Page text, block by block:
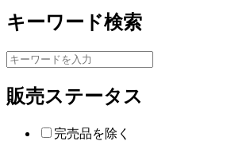
キーワード検索
販売ステータス
完売品を除く